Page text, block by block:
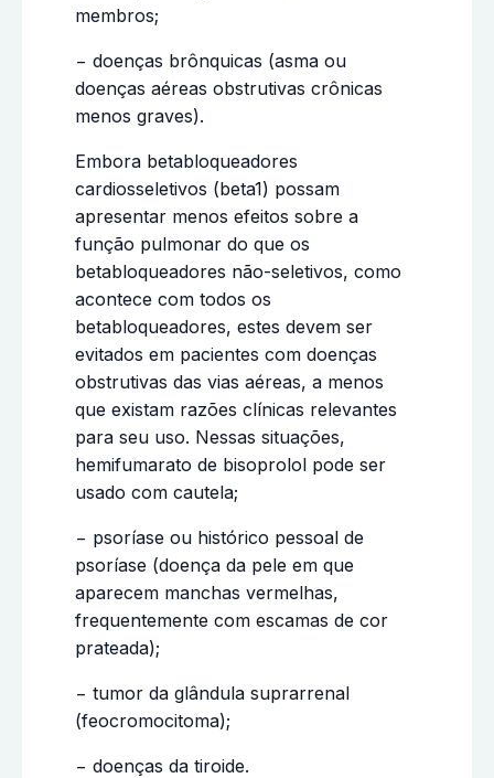
membros;
− doenças brônquicas (asma ou
doenças aéreas obstrutivas crônicas
menos graves).
Embora betabloqueadores
cardiosseletivos (beta1) possam
apresentar menos efeitos sobre a
função pulmonar do que os
betabloqueadores não-seletivos, como
acontece com todos os
betabloqueadores, estes devem ser
evitados em pacientes com doenças
obstrutivas das vias aéreas, a menos
que existam razões clínicas relevantes
para seu uso. Nessas situações,
hemifumarato de bisoprolol pode ser
usado com cautela;
− psoríase ou histórico pessoal de
psoríase (doença da pele em que
aparecem manchas vermelhas,
frequentemente com escamas de cor
prateada);
− tumor da glândula suprarrenal
(feocromocitoma);
− doenças da tiroide.